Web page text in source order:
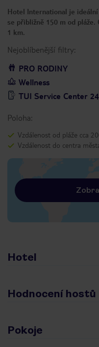
Hotel International je
se přibližně 150 m od pláže.
1 km.
Nejoblíbenější filtry:
PRO RODINY
Wellness
TUI Service Center
Poloha:
Vzdálenost od pláže cca
Vzdálenost do centra
Hotel
Hodnocení hostů
Pokoje